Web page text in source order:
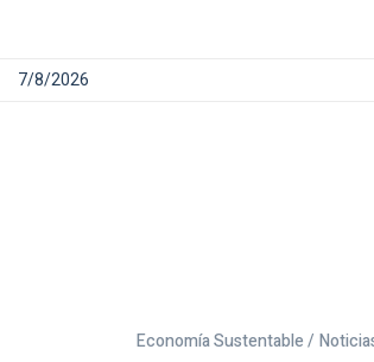
7/8/2026
Economía Sustentable /